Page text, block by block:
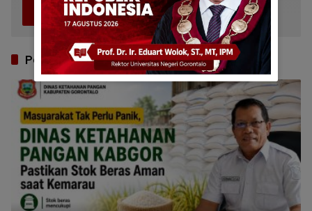
5
Ingat Sosok Rachmat Gobel
Juli 11, 2026 859
Pos Terbaru